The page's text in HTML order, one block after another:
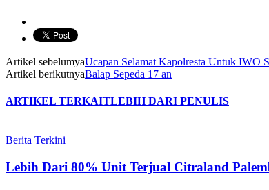
Artikel sebelumyaUcapan Selamat Kapolresta Untuk IWO
Artikel berikutnyaBalap Sepeda 17 an
ARTIKEL TERKAITLEBIH DARI PENULIS
Berita Terkini
Lebih Dari 80% Unit Terjual Citraland